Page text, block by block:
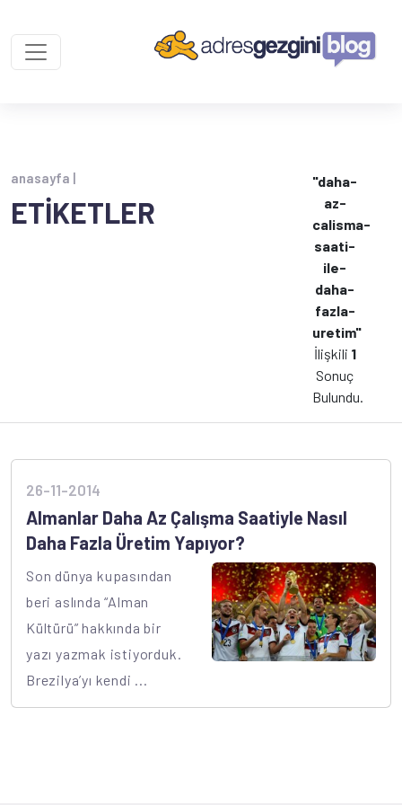
anasayfa |
ETİKETLER
"daha-
az-
calisma-
saati-
ile-
daha-
fazla-
uretim"
İlişkili 1
Sonuç
Bulundu.
26-11-2014
Almanlar Daha Az Çalışma Saatiyle Nasıl
Daha Fazla Üretim Yapıyor?
Son dünya kupasından
beri aslında “Alman
Kültürü” hakkında bir
yazı yazmak istiyorduk.
Brezilya’yı kendi ...